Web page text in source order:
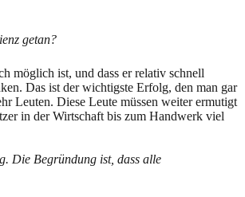
getan?
möglich ist, und dass er relativ schnell
Das ist der wichtigste Erfolg, den man gar
Leuten. Diese Leute müssen weiter ermutigt
in der Wirtschaft bis zum Handwerk viel
Die Begründung ist, dass alle